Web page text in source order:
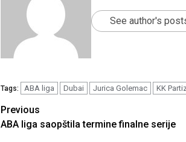
See author's
Tags: ABA liga Dubai Jurica Golemac KK
Continue
Reading
Previous
ABA liga saopštila termine finalne serije